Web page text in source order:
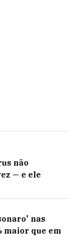
não
— e ele
nas
maior que em